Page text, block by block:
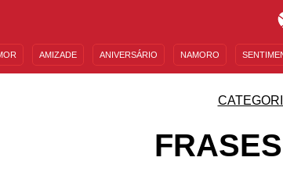
AMIZADE ANIVERSÁRIO NAMORO